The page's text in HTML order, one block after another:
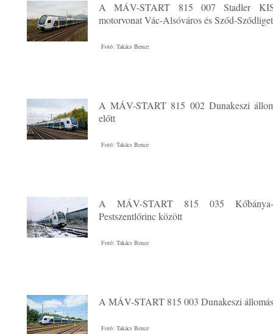
A MÁV-START 815 007 Stadler
motorvonat Vác-Alsóváros és Sződ-
Fotó: Takács Bence
A MÁV-START 815 002 Dunakeszi
előtt
Fotó: Takács Bence
A MÁV-START 815 035 Kőbánya-
Pestszentlőrinc között
Fotó: Takács Bence
A MÁV-START 815 003 Dunakeszi
Fotó: Takács Bence